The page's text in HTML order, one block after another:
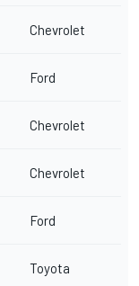
Chevrolet
Ford
Chevrolet
Chevrolet
Ford
Toyota